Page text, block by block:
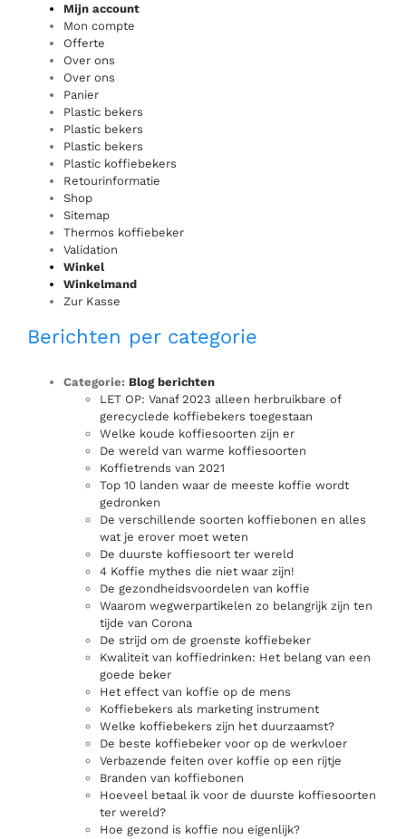
Mijn account
Mon compte
Offerte
Over ons
Over ons
Panier
Plastic bekers
Plastic bekers
Plastic bekers
Plastic koffiebekers
Retourinformatie
Shop
Sitemap
Thermos koffiebeker
Validation
Winkel
Winkelmand
Zur Kasse
Berichten per categorie
Categorie: Blog berichten
LET OP: Vanaf 2023 alleen herbruikbare of
gerecyclede koffiebekers toegestaan
Welke koude koffiesoorten zijn er
De wereld van warme koffiesoorten
Koffietrends van 2021
Top 10 landen waar de meeste koffie wordt
gedronken
De verschillende soorten koffiebonen en alles
wat je erover moet weten
De duurste koffiesoort ter wereld
4 Koffie mythes die niet waar zijn!
De gezondheidsvoordelen van koffie
Waarom wegwerpartikelen zo belangrijk zijn ten
tijde van Corona
De strijd om de groenste koffiebeker
Kwaliteit van koffiedrinken: Het belang van een
goede beker
Het effect van koffie op de mens
Koffiebekers als marketing instrument
Welke koffiebekers zijn het duurzaamst?
De beste koffiebeker voor op de werkvloer
Verbazende feiten over koffie op een rijtje
Branden van koffiebonen
Hoeveel betaal ik voor de duurste koffiesoorten
ter wereld?
Hoe gezond is koffie nou eigenlijk?